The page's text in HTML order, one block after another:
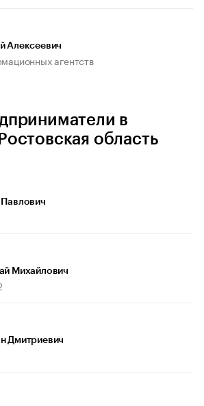
Алексеевич
агентств
в
область
Михайлович
Дмитриевич